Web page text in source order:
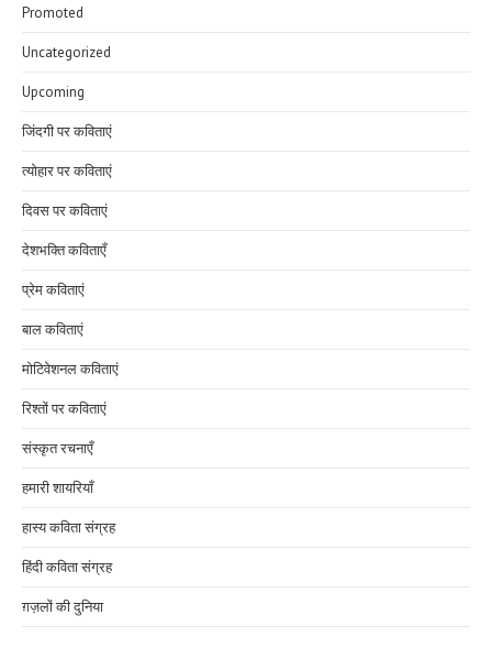
Promoted
Uncategorized
Upcoming
जिंदगी पर कविताएं
त्योहार पर कविताएं
दिवस पर कविताएं
देशभक्ति कविताएँ
प्रेम कविताएं
बाल कविताएं
मोटिवेशनल कविताएं
रिश्तों पर कविताएं
संस्कृत रचनाएँ
हमारी शायरियाँ
हास्य कविता संग्रह
हिंदी कविता संग्रह
ग़ज़लों की दुनिया